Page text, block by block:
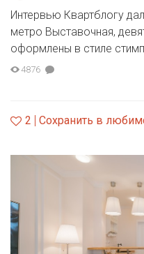
Интервью Квартблогу
метро Выставочная,
оформлены в стиле
4876
2 Сохранить в